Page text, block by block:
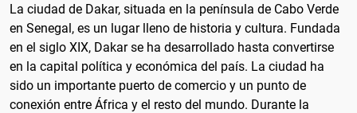
La ciudad de Dakar, situada en la península de Cabo Verde
en Senegal, es un lugar lleno de historia y cultura. Fundada
en el siglo XIX, Dakar se ha desarrollado hasta convertirse
en la capital política y económica del país. La ciudad ha
sido un importante puerto de comercio y un punto de
conexión entre África y el resto del mundo. Durante la